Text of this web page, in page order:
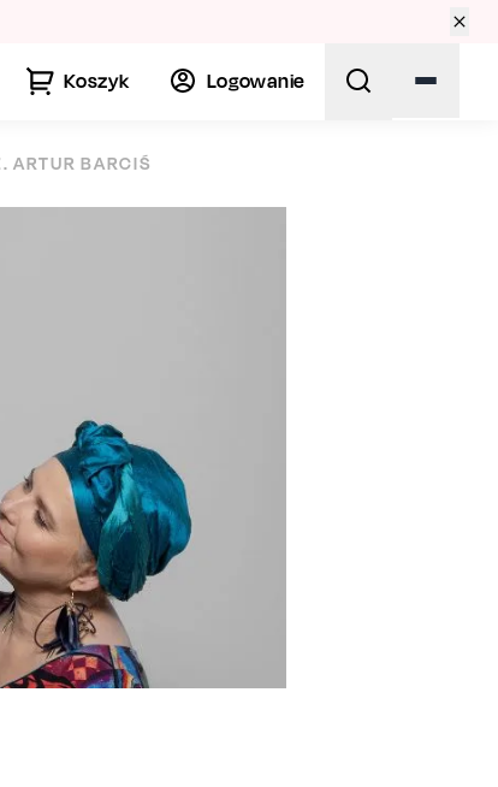
Koszyk Logowanie
ARTUR BARCIŚ